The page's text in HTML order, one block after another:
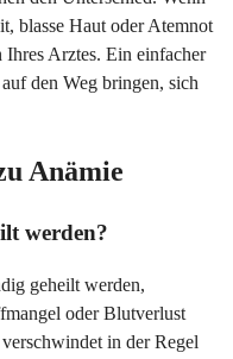
blasse Haut oder Atemnot
Arztes. Ein einfacher
den Weg bringen, sich
Anämie
werden?
geheilt werden,
oder Blutverlust
in der Regel